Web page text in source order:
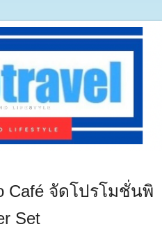
Café จัดโปรโมชั่นพิ
Set